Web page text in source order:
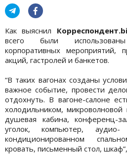
Как выяснил
всего были
корпоративных мероприятий,
акций, гастролей и банкетов.
“В таких вагонах созданы
важное событие, провести
отдохнуть. В вагоне-салоне
холодильником,
душевая кабина, конференц-
уголок, компьютер,
кондиционированном
кровать, письменный стол,